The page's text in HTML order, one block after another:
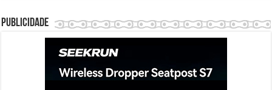
Publicidade